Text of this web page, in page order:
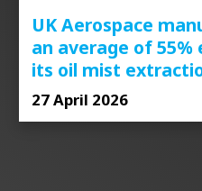
UK Aerospace
an average of
its oil mist
27 April 2026